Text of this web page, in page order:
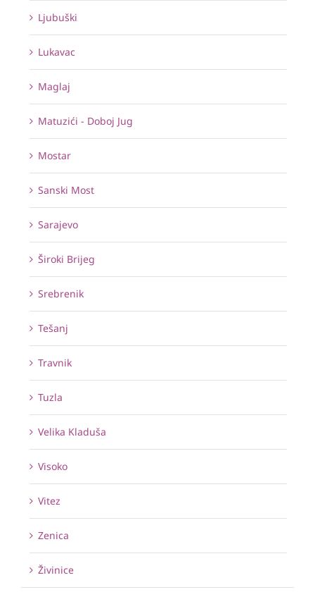
Ljubuški
Lukavac
Maglaj
Matuzići - Doboj Jug
Mostar
Sanski Most
Sarajevo
Široki Brijeg
Srebrenik
Tešanj
Travnik
Tuzla
Velika Kladuša
Visoko
Vitez
Zenica
Živinice